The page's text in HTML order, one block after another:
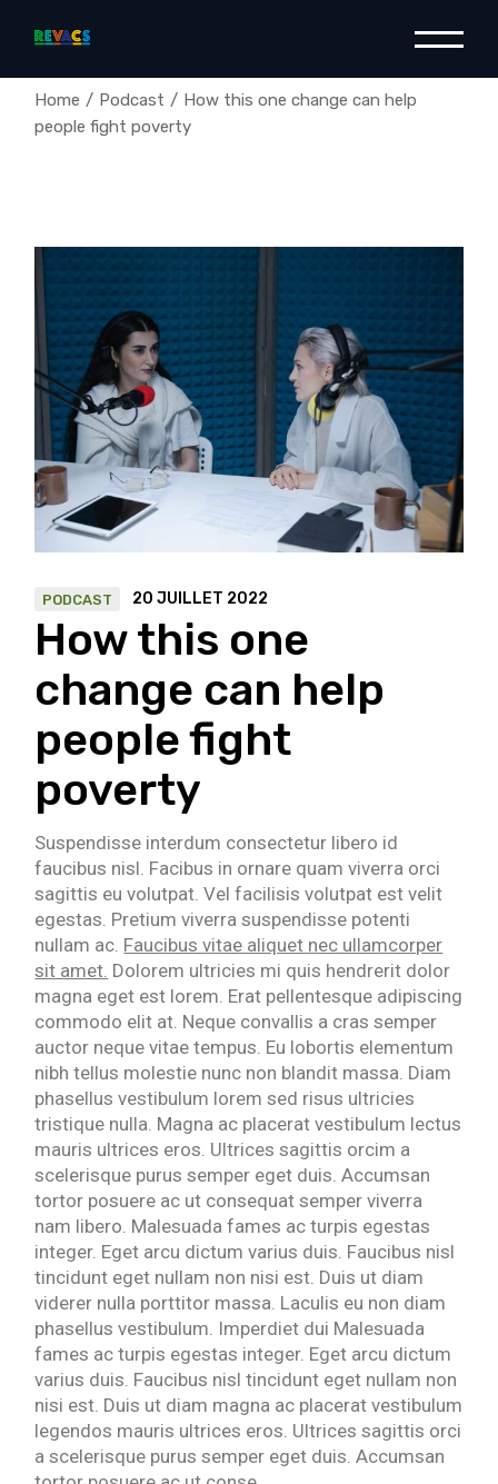
Home Podcast
How this one change can help
people fight poverty
PODCAST 20 JUILLET 2022
How this one
change can help
people fight
poverty
Suspendisse interdum consectetur libero id
faucibus nisl. Facibus in ornare quam viverra orci
sagittis eu volutpat. Vel facilisis volutpat est velit
egestas. Pretium viverra suspendisse potenti
nullam ac. Faucibus vitae aliquet nec ullamcorper
sit amet. Dolorem ultricies mi quis hendrerit dolor
magna eget est lorem. Erat pellentesque adipiscing
commodo elit at. Neque convallis a cras semper
auctor neque vitae tempus. Eu lobortis elementum
nibh tellus molestie nunc non blandit massa. Diam
phasellus vestibulum lorem sed risus ultricies
tristique nulla. Magna ac placerat vestibulum lectus
mauris ultrices eros. Ultrices sagittis orcim a
scelerisque purus semper eget duis. Accumsan
tortor posuere ac ut consequat semper viverra
nam libero. Malesuada fames ac turpis egestas
integer. Eget arcu dictum varius duis. Faucibus nisl
tincidunt eget nullam non nisi est. Duis ut diam
viderer nulla porttitor massa. Laculis eu non diam
phasellus vestibulum. Imperdiet dui Malesuada
fames ac turpis egestas integer. Eget arcu dictum
varius duis. Faucibus nisl tincidunt eget nullam non
nisi est. Duis ut diam magna ac placerat vestibulum
legendos mauris ultrices eros. Ultrices sagittis orci
a scelerisque purus semper eget duis. Accumsan